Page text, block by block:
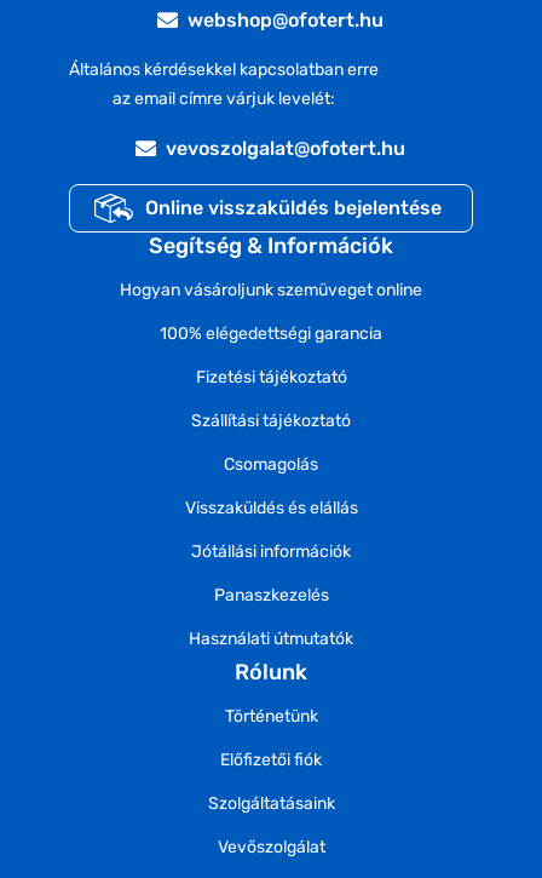
webshop@ofotert.hu
Általános kérdésekkel kapcsolatban erre
az email címre várjuk levelét:
vevoszolgalat@ofotert.hu
Online visszaküldés bejelentése
Segítség & Információk
Hogyan vásároljunk szemüveget online
100% elégedettségi garancia
Fizetési tájékoztató
Szállítási tájékoztató
Csomagolás
Visszaküldés és elállás
Jótállási információk
Panaszkezelés
Használati útmutatók
Rólunk
Történetünk
Előfizetői fiók
Szolgáltatásaink
Vevőszolgálat